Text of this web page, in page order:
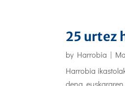
25 urtez
by Harrobia |
Harrobia